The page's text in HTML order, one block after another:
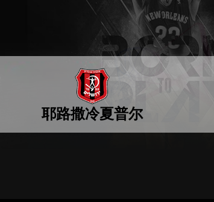
耶路撒冷夏普尔